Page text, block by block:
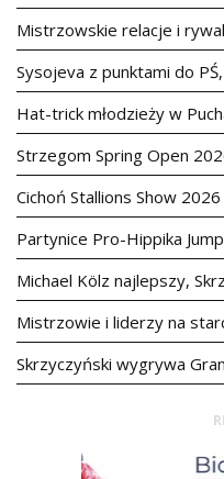
Mistrzowskie relacje i
Sysojeva z punktami do
Hat-trick młodzieży w
Strzegom Spring Open
Cichoń Stallions Show 2026
Partynice Pro-Hippika
Michael Kölz najlepszy,
Mistrzowie i liderzy na
Skrzyczyński wygrywa